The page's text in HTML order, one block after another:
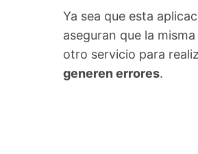
Ya sea que esta
aseguran que la misma
otro servicio para
generen errores.